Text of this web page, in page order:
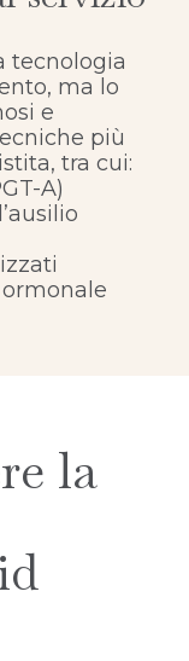
tecnologia
ma lo
e
più
tra cui:
A)
la